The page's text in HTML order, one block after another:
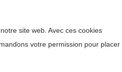
site web. Avec ces cookies
votre permission pour placer